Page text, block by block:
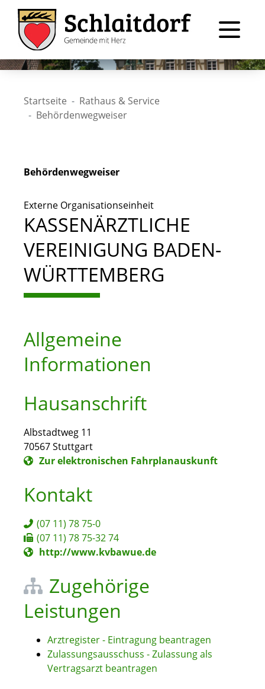
Startseite
Rathaus & Service
Behördenwegweiser
Behördenwegweiser
Externe Organisationseinheit
KASSENÄRZTLICHE
VEREINIGUNG BADEN-
WÜRTTEMBERG
Allgemeine
Informationen
Hausanschrift
Albstadtweg 11
70567Stuttgart
Zur elektronischen Fahrplanauskunft
Kontakt
(07 11) 78 75-0
(07 11) 78 75-32 74
http://www.kvbawue.de
Zugehörige
Leistungen
Arztregister - Eintragung beantragen
Zulassungsausschuss - Zulassung als
Vertragsarzt beantragen